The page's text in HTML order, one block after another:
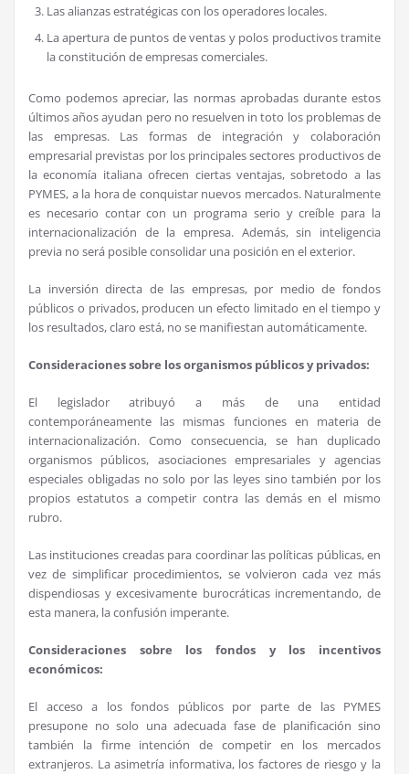
Las alianzas estratégicas con los operadores locales.
La apertura de puntos de ventas y polos productivos tramite
la constitución de empresas comerciales.
Como podemos apreciar, las normas aprobadas durante estos
últimos años ayudan pero no resuelven in toto los problemas de
las empresas. Las formas de integración y colaboración
empresarial previstas por los principales sectores productivos de
la economía italiana ofrecen ciertas ventajas, sobretodo a las
PYMES, a la hora de conquistar nuevos mercados. Naturalmente
es necesario contar con un programa serio y creíble para la
internacionalización de la empresa. Además, sin inteligencia
previa no será posible consolidar una posición en el exterior.
La inversión directa de las empresas, por medio de fondos
públicos o privados, producen un efecto limitado en el tiempo y
los resultados, claro está, no se manifiestan automáticamente.
Consideraciones sobre los organismos públicos y privados:
El legislador atribuyó a más de una entidad
contemporáneamente las mismas funciones en materia de
internacionalización. Como consecuencia, se han duplicado
organismos públicos, asociaciones empresariales y agencias
especiales obligadas no solo por las leyes sino también por los
propios estatutos a competir contra las demás en el mismo
rubro.
Las instituciones creadas para coordinar las políticas públicas, en
vez de simplificar procedimientos, se volvieron cada vez más
dispendiosas y excesivamente burocráticas incrementando, de
esta manera, la confusión imperante.
Consideraciones sobre los fondos y los incentivos
económicos:
El acceso a los fondos públicos por parte de las PYMES
presupone no solo una adecuada fase de planificación sino
también la firme intención de competir en los mercados
extranjeros. La asimetría informativa, los factores de riesgo y la